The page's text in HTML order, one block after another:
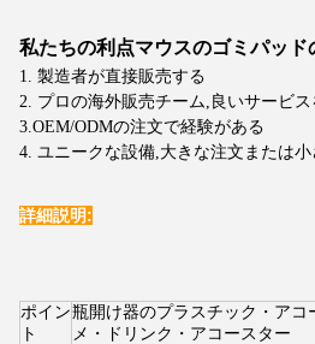
私たちの利点マウスのゴミパッド
1. 製造者が直接販売する
2. プロの海外販売チーム,良いサービ
3.OEM/ODMの注文で経験がある
4. ユニークな設備,大きな注文または
詳細説明:
ポイン
ト
瓶開け器のプラスチック・ア
メ・ドリンク・アコースター